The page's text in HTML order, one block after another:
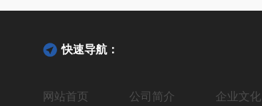
快速导航：
网站首页 公司简介 企业文化